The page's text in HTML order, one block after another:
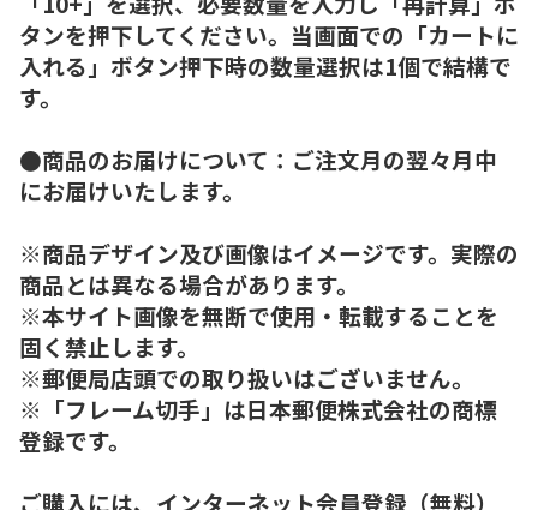
タンを押下してください。当画面での「カートに
入れる」ボタン押下時の数量選択は1個で結構で
す。
●商品のお届けについて：ご注文月の翌々月中
にお届けいたします。
※商品デザイン及び画像はイメージです。実際の
商品とは異なる場合があります。
※本サイト画像を無断で使用・転載することを
固く禁止します。
※郵便局店頭での取り扱いはございません。
※「フレーム切手」は日本郵便株式会社の商標
登録です。
ご購入には、インターネット会員登録（無料）